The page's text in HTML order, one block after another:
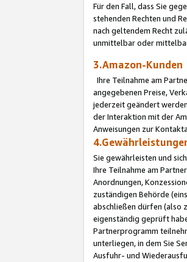
Für den Fall, dass Sie
stehenden Rechten und
nach geltendem Recht
unmittelbar oder
3.Amazon-Kunden
Ihre Teilnahme am
angegebenen Preise,
jederzeit geändert
der Interaktion mit der
Anweisungen zur
Sie gewährleisten und
Ihre Teilnahme am
Anordnungen,
zuständigen Behörde
abschließen dürfen (also
eigenständig geprüft
Partnerprogramm
unterliegen, in dem Sie
Ausfuhr- und